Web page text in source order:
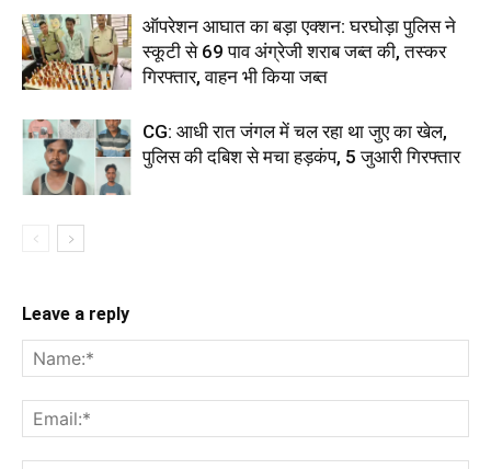
ऑपरेशन आघात का बड़ा एक्शन: घरघोड़ा पुलिस ने
स्कूटी से 69 पाव अंग्रेजी शराब जब्त की, तस्कर
गिरफ्तार, वाहन भी किया जब्त
CG: आधी रात जंगल में चल रहा था जुए का खेल,
पुलिस की दबिश से मचा हड़कंप, 5 जुआरी गिरफ्तार
Leave a reply